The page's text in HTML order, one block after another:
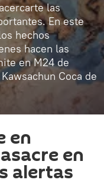
las
En este
hechos
hacen las
en M24 de
Coca de
en
en
alertas